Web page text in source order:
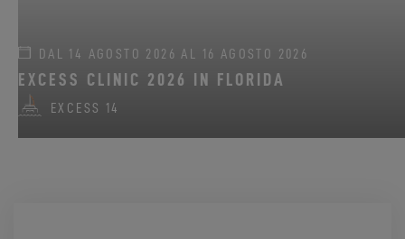
DAL 14 AGOSTO 2026 AL 16 AGOSTO 2026
EXCESS CLINIC 2026 IN FLORIDA
EXCESS 14